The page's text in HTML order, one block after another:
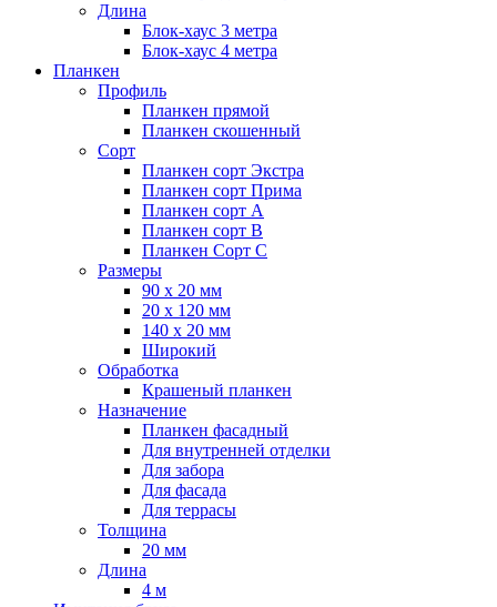
Длина
Блок-хаус 3 метра
Блок-хаус 4 метра
Планкен
Профиль
Планкен прямой
Планкен скошенный
Сорт
Планкен сорт Экстра
Планкен сорт Прима
Планкен сорт А
Планкен сорт B
Планкен Сорт C
Размеры
90 х 20 мм
20 х 120 мм
140 х 20 мм
Широкий
Обработка
Крашеный планкен
Назначение
Планкен фасадный
Для внутренней отделки
Для забора
Для фасада
Для террасы
Толщина
20 мм
Длина
4 м